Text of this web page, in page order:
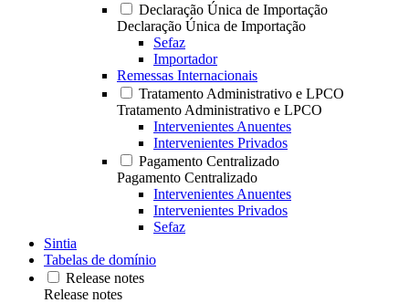
Declaração Única de Importação
Declaração Única de Importação
Sefaz
Importador
Remessas Internacionais
Tratamento Administrativo e LPCO
Tratamento Administrativo e LPCO
Intervenientes Anuentes
Intervenientes Privados
Pagamento Centralizado
Pagamento Centralizado
Intervenientes Anuentes
Intervenientes Privados
Sefaz
Sintia
Tabelas de domínio
Release notes
Release notes